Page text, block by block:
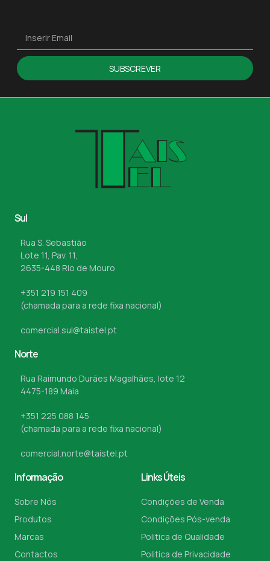
SUBSCREVER
Sul
Rua S. Sebastião
Lote 11, Pav. 11,
2635-448 Rio de Mouro
+351 219 151 409
(chamada para a rede fixa nacional)
comercial.sul@taistel.pt
Norte
Rua Raimundo Durães Magalhães, lote 12
4475-189 Maia
+351 225 088 145
(chamada para a rede fixa nacional)
comercial.norte@taistel.pt
Informação
Sobre Nós
Produtos
Marcas
Contactos
Links Úteis
Condições de Venda
Condições Pós-venda
Politica de Qualidade
Politica de Privacidade